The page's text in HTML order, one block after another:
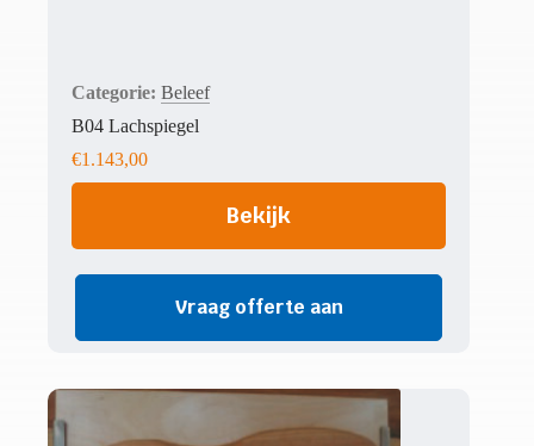
Beleef
B04 Lachspiegel
€1.143,00
Bekijk
Vraag offerte aan